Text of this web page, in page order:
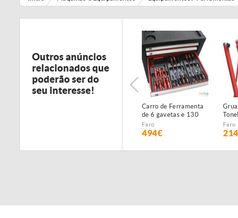
Outros anúncios
relacionados que
poderão ser do
seu interesse!
Carro de Ferramenta
de 6 gavetas e 130
peças - NOVO -
c/Garantia
Faro
494€
anos
Faro